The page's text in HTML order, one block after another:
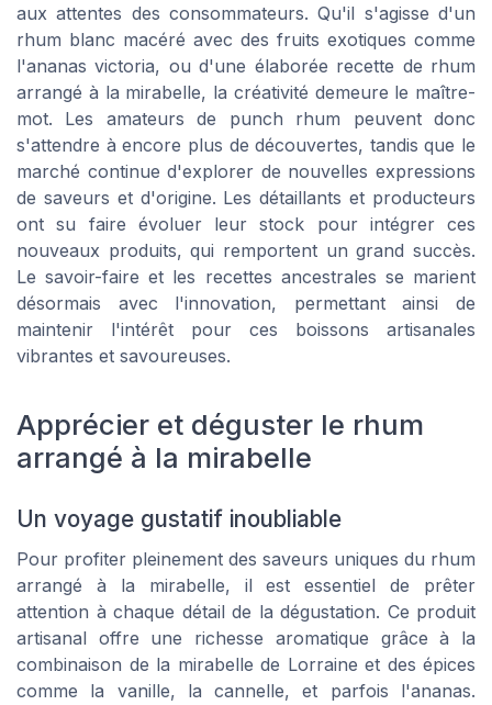
aux attentes des consommateurs. Qu'il s'agisse d'un
rhum blanc macéré avec des fruits exotiques comme
l'ananas victoria, ou d'une élaborée recette de rhum
arrangé à la mirabelle, la créativité demeure le maître-
mot. Les amateurs de punch rhum peuvent donc
s'attendre à encore plus de découvertes, tandis que le
marché continue d'explorer de nouvelles expressions
de saveurs et d'origine. Les détaillants et producteurs
ont su faire évoluer leur stock pour intégrer ces
nouveaux produits, qui remportent un grand succès.
Le savoir-faire et les recettes ancestrales se marient
désormais avec l'innovation, permettant ainsi de
maintenir l'intérêt pour ces boissons artisanales
vibrantes et savoureuses.
Apprécier et déguster le rhum
arrangé à la mirabelle
Un voyage gustatif inoubliable
Pour profiter pleinement des saveurs uniques du rhum
arrangé à la mirabelle, il est essentiel de prêter
attention à chaque détail de la dégustation. Ce produit
artisanal offre une richesse aromatique grâce à la
combinaison de la mirabelle de Lorraine et des épices
comme la vanille, la cannelle, et parfois l'ananas.